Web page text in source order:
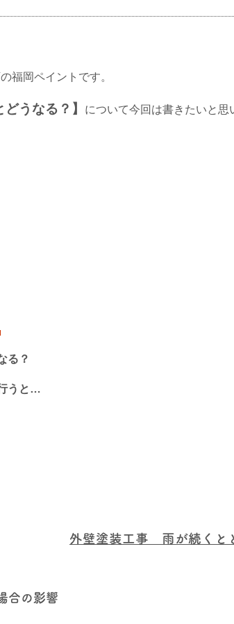
福岡ペイントです。
うなる？】 について今回は書きたいと思
る？
うと…
外壁塗装工事 雨が続くと
合の影響